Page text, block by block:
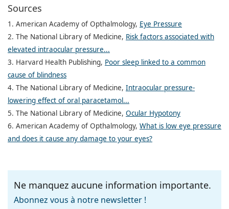
Sources
1. American Academy of Opthalmology, Eye Pressure
2. The National Library of Medicine, Risk factors associated with
elevated intraocular pressure...
3. Harvard Health Publishing, Poor sleep linked to a common
cause of blindness
4. The National Library of Medicine, Intraocular pressure-
lowering effect of oral paracetamol...
5. The National Library of Medicine, Ocular Hypotony
6. American Academy of Opthalmology, What is low eye pressure
and does it cause any damage to your eyes?
Ne manquez aucune information importante.
Abonnez vous à notre newsletter !